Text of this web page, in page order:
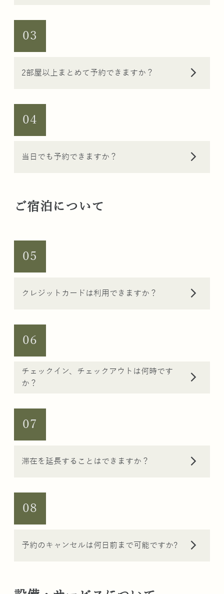
03
2部屋以上まとめて予約できますか？ arrow_forward_ios
04
当日でも予約できますか？ arrow_forward_ios
ご宿泊について
05
クレジットカードは利用できますか？ arrow_forward_ios
06
チェックイン、チェックアウトは何時です
か？
arrow_forward_ios
07
滞在を延長することはできますか？ arrow_forward_ios
08
予約のキャンセルは何日前まで可能ですか? arrow_forward_ios